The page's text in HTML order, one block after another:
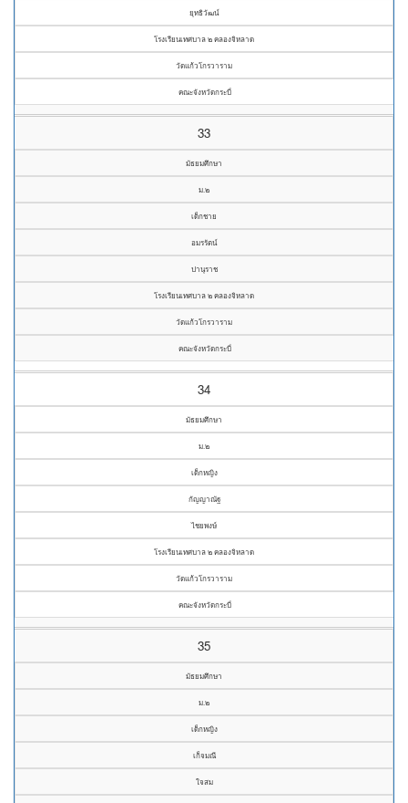
ยุทธิวัฒน์
โรงเรียนเทศบาล ๒ คลองจิหลาด
วัดแก้วโกรวาราม
คณะจังหวัดกระบี่
33
มัธยมศึกษา
ม.๒
เด็กชาย
อมรรัตน์
ปานุราช
โรงเรียนเทศบาล ๒ คลองจิหลาด
วัดแก้วโกรวาราม
คณะจังหวัดกระบี่
34
มัธยมศึกษา
ม.๒
เด็กหญิง
กัญญาณัฐ
ไชยพงษ์
โรงเรียนเทศบาล ๒ คลองจิหลาด
วัดแก้วโกรวาราม
คณะจังหวัดกระบี่
35
มัธยมศึกษา
ม.๒
เด็กหญิง
เก็จมณี
ใจสม